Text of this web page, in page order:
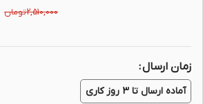
2,510,000تومان
زمان ارسال
آماده ارسال تا 3 روز کاری